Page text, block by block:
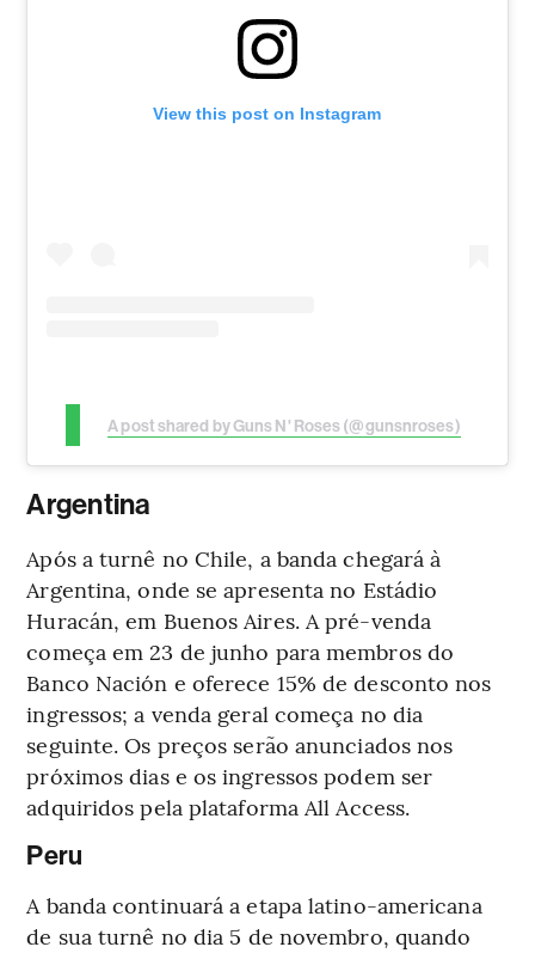
View this post on Instagram
A post shared by Guns N' Roses (@gunsnroses)
Argentina
Após a turnê no Chile, a banda chegará à
Argentina, onde se apresenta no Estádio
Huracán, em Buenos Aires. A pré-venda
começa em 23 de junho para membros do
Banco Nación e oferece 15% de desconto nos
ingressos; a venda geral começa no dia
seguinte. Os preços serão anunciados nos
próximos dias e os ingressos podem ser
adquiridos pela plataforma All Access.
Peru
A banda continuará a etapa latino-americana
de sua turnê no dia 5 de novembro, quando